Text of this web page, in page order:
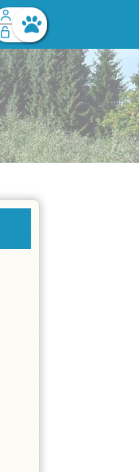
Facebook login
Husk mig
Glemt password
Opret profil
Log ind